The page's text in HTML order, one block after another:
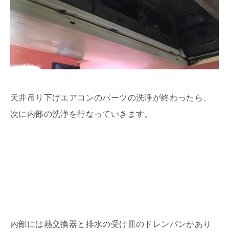
天井吊り下げエアコンのパーツの洗浄が終わったら、
次に内部の洗浄を行なっていきます。
内部には熱交換器と排水の受け皿のドレンパンがあり